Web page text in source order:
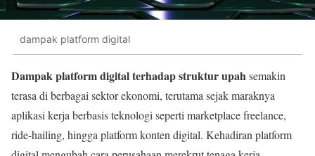
dampak platform digital
Dampak platform digital terhadap struktur upahsemakin
terasa di berbagai sektor ekonomi, terutama sejak maraknya
aplikasi kerja berbasis teknologi seperti marketplace freelance,
ride-hailing, hingga platform konten digital. Kehadiran platform